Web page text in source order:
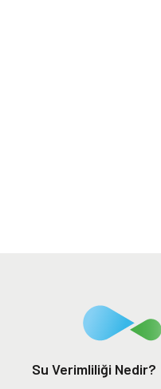
Su Verimliliği Nedir?